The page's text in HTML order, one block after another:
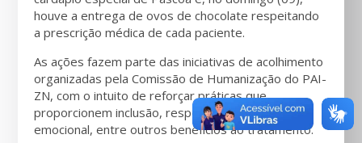
houve a entrega de ovos de chocolate respeitando
a prescrição médica de cada paciente.
As ações fazem parte das iniciativas de acolhimento
organizadas pela Comissão de Humanização do PAI-
ZN, com o intuito de reforçar práticas que
proporcionem inclusão, respeito, conforto
emocional, entre outros benefícios ao tratamento.